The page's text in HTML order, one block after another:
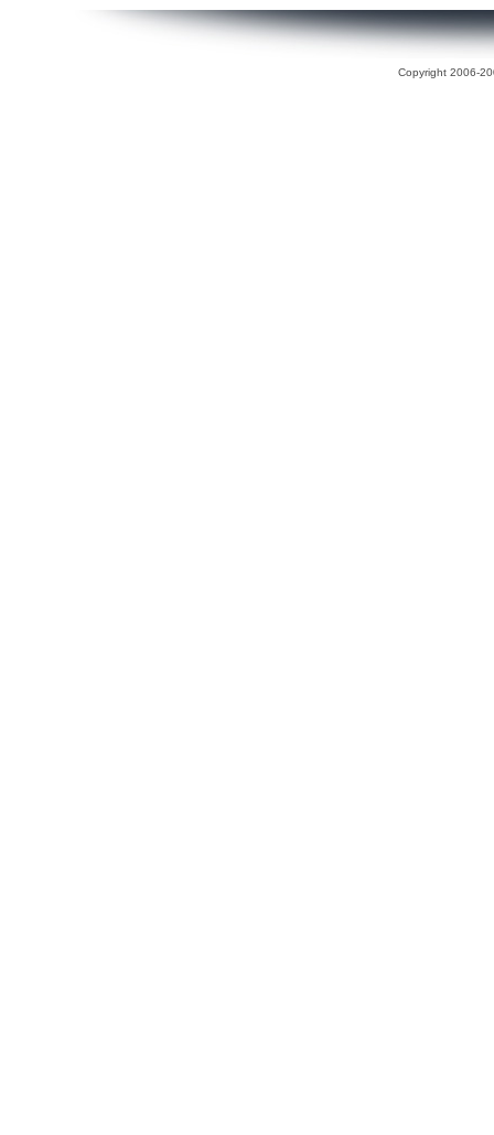
Copyright 2006-